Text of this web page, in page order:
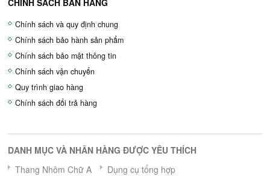
CHÍNH SÁCH BÁN HÀNG
Chính sách và quy định chung
Chính sách bảo hành sản phẩm
Chính sách bảo mật thông tin
Chính sách vận chuyển
Quy trình giao hàng
Chính sách đổi trả hàng
DANH MỤC VÀ NHÃN HÀNG ĐƯỢC YÊU THÍCH
Thang Nhôm Chữ A
Dụng cụ tổng hợp